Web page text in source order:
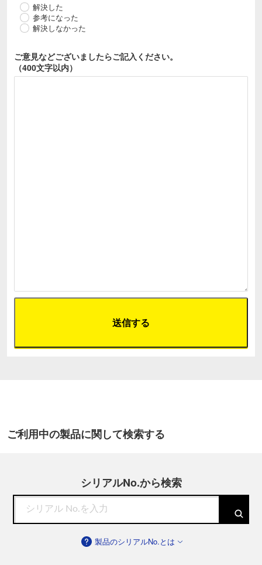
解決した
参考になった
解決しなかった
ご意見などございましたらご記入ください。
（400文字以内）
ご利用中の製品に関して検索する
シリアルNo.から検索
製品のシリアルNo.とは